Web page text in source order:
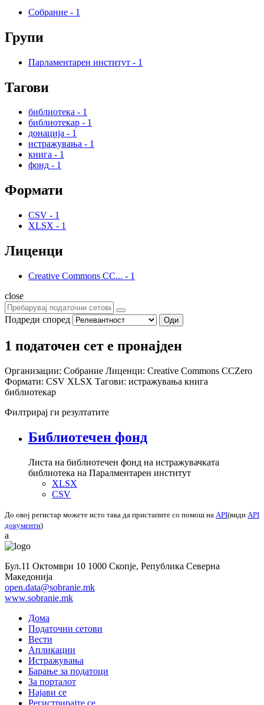
Собрание - 1
Групи
Парламентарен институт - 1
Тагови
библиотека - 1
библиотекар - 1
донација - 1
истражувања - 1
книга - 1
фонд - 1
Формати
CSV - 1
XLSX - 1
Лиценци
Creative Commons CC... - 1
close
Подреди според Оди
1 податочен сет е пронајден
Организации: Собрание Лиценци: Creative Commons CCZero
Формати: CSV XLSX Тагови: истражувања книга
библиотекар
Филтрирај ги резултатите
Библиотечен фонд
Листа на библиотечен фонд на истражувачката
библиотека на Паралментарен институт
XLSX
CSV
До овој регистар можете исто така да пристапите со помош на API(види API
документи)
a
Бул.11 Октомври 10 1000 Скопје, Република Северна
Македонија
open.data@sobranie.mk
www.sobranie.mk
Дома
Податочни сетови
Вести
Апликации
Истражувања
Барање за податоци
За порталот
Најави се
Регистрирајте се